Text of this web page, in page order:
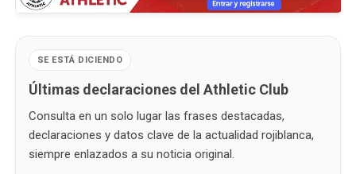
SE ESTÁ DICIENDO
Últimas declaraciones del Athletic Club
Consulta en un solo lugar las frases destacadas,
declaraciones y datos clave de la actualidad rojiblanca,
siempre enlazados a su noticia original.